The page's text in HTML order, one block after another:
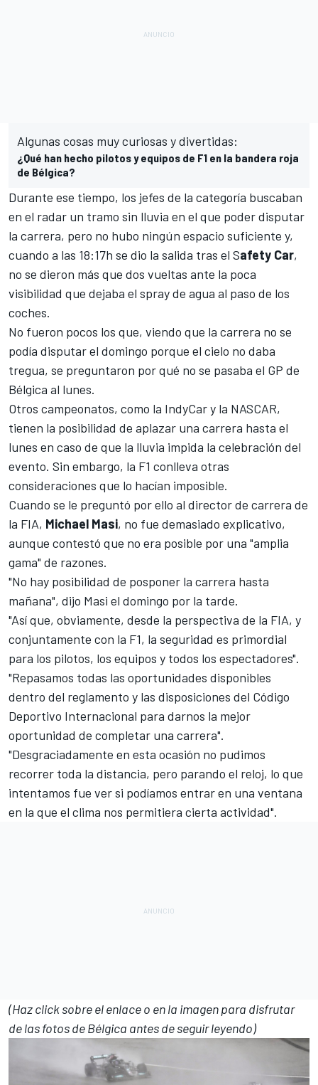
Algunas cosas muy curiosas y divertidas:
¿Qué han hecho pilotos y equipos de F1 en la bandera roja
de Bélgica?
Durante ese tiempo, los jefes de la categoría buscaban
en el radar un tramo sin lluvia en el que poder disputar
la carrera, pero no hubo ningún espacio suficiente y,
cuando a las 18:17h se dio la salida tras el Safety Car,
no se dieron más que dos vueltas ante la poca
visibilidad que dejaba el spray de agua al paso de los
coches.
No fueron pocos los que, viendo que la carrera no se
podía disputar el domingo porque el cielo no daba
tregua, se preguntaron por qué no se pasaba el GP de
Bélgica al lunes.
Otros campeonatos, como la IndyCary la NASCAR,
tienen la posibilidad de aplazar una carrera hasta el
lunes en caso de que la lluvia impida la celebración del
evento. Sin embargo, la F1 conlleva otras
consideraciones que lo hacían imposible.
Cuando se le preguntó por ello al director de carrera de
la FIA, Michael Masi, no fue demasiado explicativo,
aunque contestó que no era posible por una "amplia
gama" de razones.
"No hay posibilidad de posponer la carrera hasta
mañana", dijo Masi el domingo por la tarde.
"Así que, obviamente, desde la perspectiva de la FIA, y
conjuntamente con la F1, la seguridad es primordial
para los pilotos, los equipos y todos los espectadores".
"Repasamos todas las oportunidades disponibles
dentro del reglamento y las disposiciones del Código
Deportivo Internacional para darnos la mejor
oportunidad de completar una carrera".
"Desgraciadamente en esta ocasión no pudimos
recorrer toda la distancia, pero parando el reloj, lo que
intentamos fue ver si podíamos entrar en una ventana
en la que el clima nos permitiera cierta actividad".
(Haz click sobre el enlace o en la imagen para disfrutar
de las fotos de Bélgica antes de seguir leyendo)